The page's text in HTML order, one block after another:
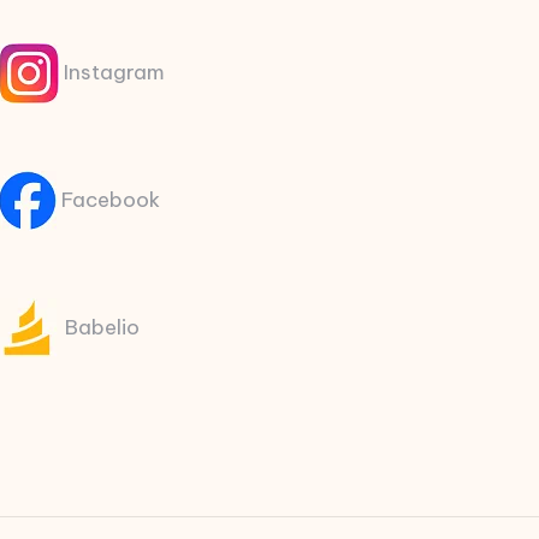
Instagram
Facebook
Babelio